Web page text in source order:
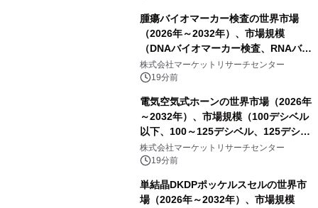
腫瘍バイオマーカー検査の世界市場
（2026年～2032年）、市場規模
（DNAバイオマーカー検査、RNAバイ
オマーカー検査、タンパク質バイオマ
ーカー検査、細胞ベースのバイオマー
査）・分析レポートを発表
株式会社マーケットリサーチセンター
19分前
電気空気式ホーンの世界市場（2026年
～2032年）、市場規模（100デシベル
以下、100～125デシベル、125デシベ
ル以上）・分析レポートを発表
株式会社マーケットリサーチセンター
19分前
単結晶DKDPポッケルスセルの世界市
場（2026年～2032年）、市場規模